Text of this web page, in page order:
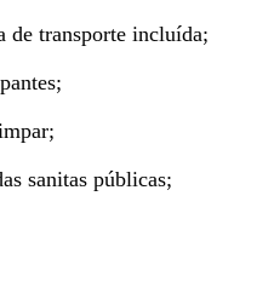
de transporte incluída;
sanitas públicas;